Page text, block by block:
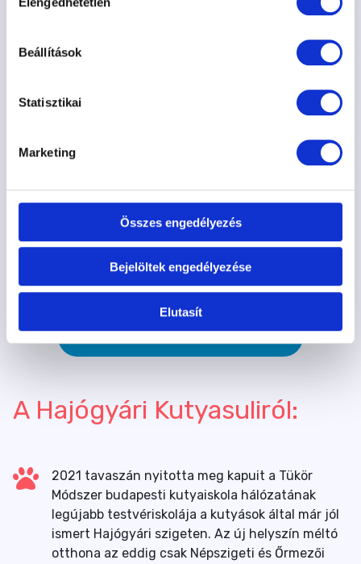
kiválasztása
Beállítások
Statisztikai
Marketing
Összes engedélyezés
Bejelöltek engedélyezése
Elutasít
KÉZBENTARTÁSI TANFOLYAM 08.30.
Kézbentartási Tanfolyam
2026. 08. 30. 13:00
Hajógyári Kutyasuli
Információ Jelentkezés
A Hajógyári Kutyasuliról:
2021 tavaszán nyitotta meg kapuit a Tükör
Módszer budapesti kutyaiskola hálózatának
legújabb testvériskolája a kutyások által már jól
ismert Hajógyári szigeten. Az új helyszín méltó
otthona az eddig csak Népszigeti és Őrmezői